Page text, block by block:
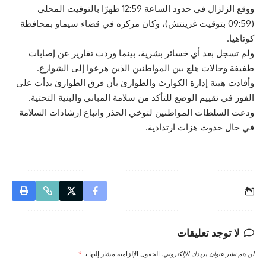
ووقع الزلزال في حدود الساعة 12:59 ظهرًا بالتوقيت المحلي
(09:59 بتوقيت غرينتش)، وكان مركزه في قضاء سيماو بمحافظة
كوتاهيا.
ولم تسجل بعد أي خسائر بشرية، بينما وردت تقارير عن إصابات
طفيفة وحالات هلع بين المواطنين الذين هرعوا إلى الشوارع.
وأفادت هيئة إدارة الكوارث والطوارئ بأن فرق الطوارئ بدأت على
الفور في تقييم الوضع للتأكد من سلامة المباني والبنية التحتية.
ودعت السلطات المواطنين لتوخي الحذر واتباع إرشادات السلامة
في حال حدوث هزات ارتدادية.
لا توجد تعليقات
لن يتم نشر عنوان بريدك الإلكتروني. الحقول الإلزامية مشار إليها بـ *